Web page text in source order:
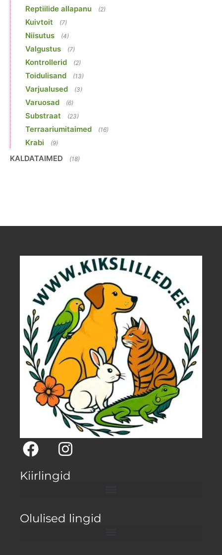
Reptiilide allapanu (2)
Kuivtoit (7)
Niisutus (4)
Valgustus (7)
Kontrollerid (2)
Toidulisand (13)
Varjualused (3)
Varuosad (6)
Substraat (23)
Terraariumitaimed (16)
Krabi (9)
KALDATAIMED (18)
Kiirlingid
Olulised lingid